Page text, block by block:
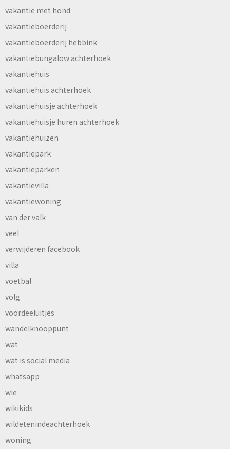
vakantie met hond
vakantieboerderij
vakantieboerderij hebbink
vakantiebungalow achterhoek
vakantiehuis
vakantiehuis achterhoek
vakantiehuisje achterhoek
vakantiehuisje huren achterhoek
vakantiehuizen
vakantiepark
vakantieparken
vakantievilla
vakantiewoning
van der valk
veel
verwijderen facebook
villa
voetbal
volg
voordeeluitjes
wandelknooppunt
wat
wat is social media
whatsapp
wie
wikikids
wildetenindeachterhoek
woning